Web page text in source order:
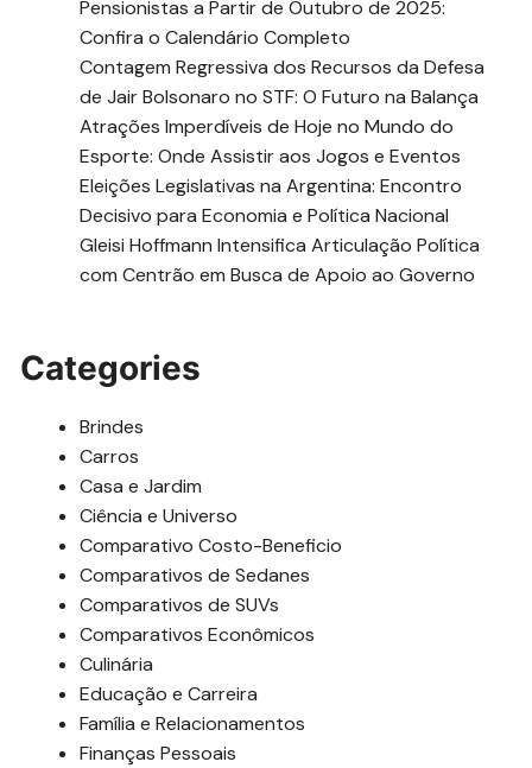
Pensionistas a Partir de Outubro de 2025:
Confira o Calendário Completo
Contagem Regressiva dos Recursos da Defesa
de Jair Bolsonaro no STF: O Futuro na Balança
Atrações Imperdíveis de Hoje no Mundo do
Esporte: Onde Assistir aos Jogos e Eventos
Eleições Legislativas na Argentina: Encontro
Decisivo para Economia e Política Nacional
Gleisi Hoffmann Intensifica Articulação Política
com Centrão em Busca de Apoio ao Governo
Categories
Brindes
Carros
Casa e Jardim
Ciência e Universo
Comparativo Costo-Beneficio
Comparativos de Sedanes
Comparativos de SUVs
Comparativos Econômicos
Culinária
Educação e Carreira
Família e Relacionamentos
Finanças Pessoais